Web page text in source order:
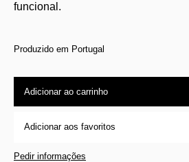
funcional.
Produzido em Portugal
Adicionar ao carrinho
Adicionar aos favoritos
Pedir informações